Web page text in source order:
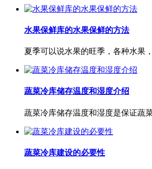
水果保鲜库的水果保鲜的方法
夏季可以说水果的旺季，各种水果
蔬菜冷库储存温度和湿度介绍
蔬菜冷库储存温度和湿度是保证蔬
蔬菜冷库建设的必要性